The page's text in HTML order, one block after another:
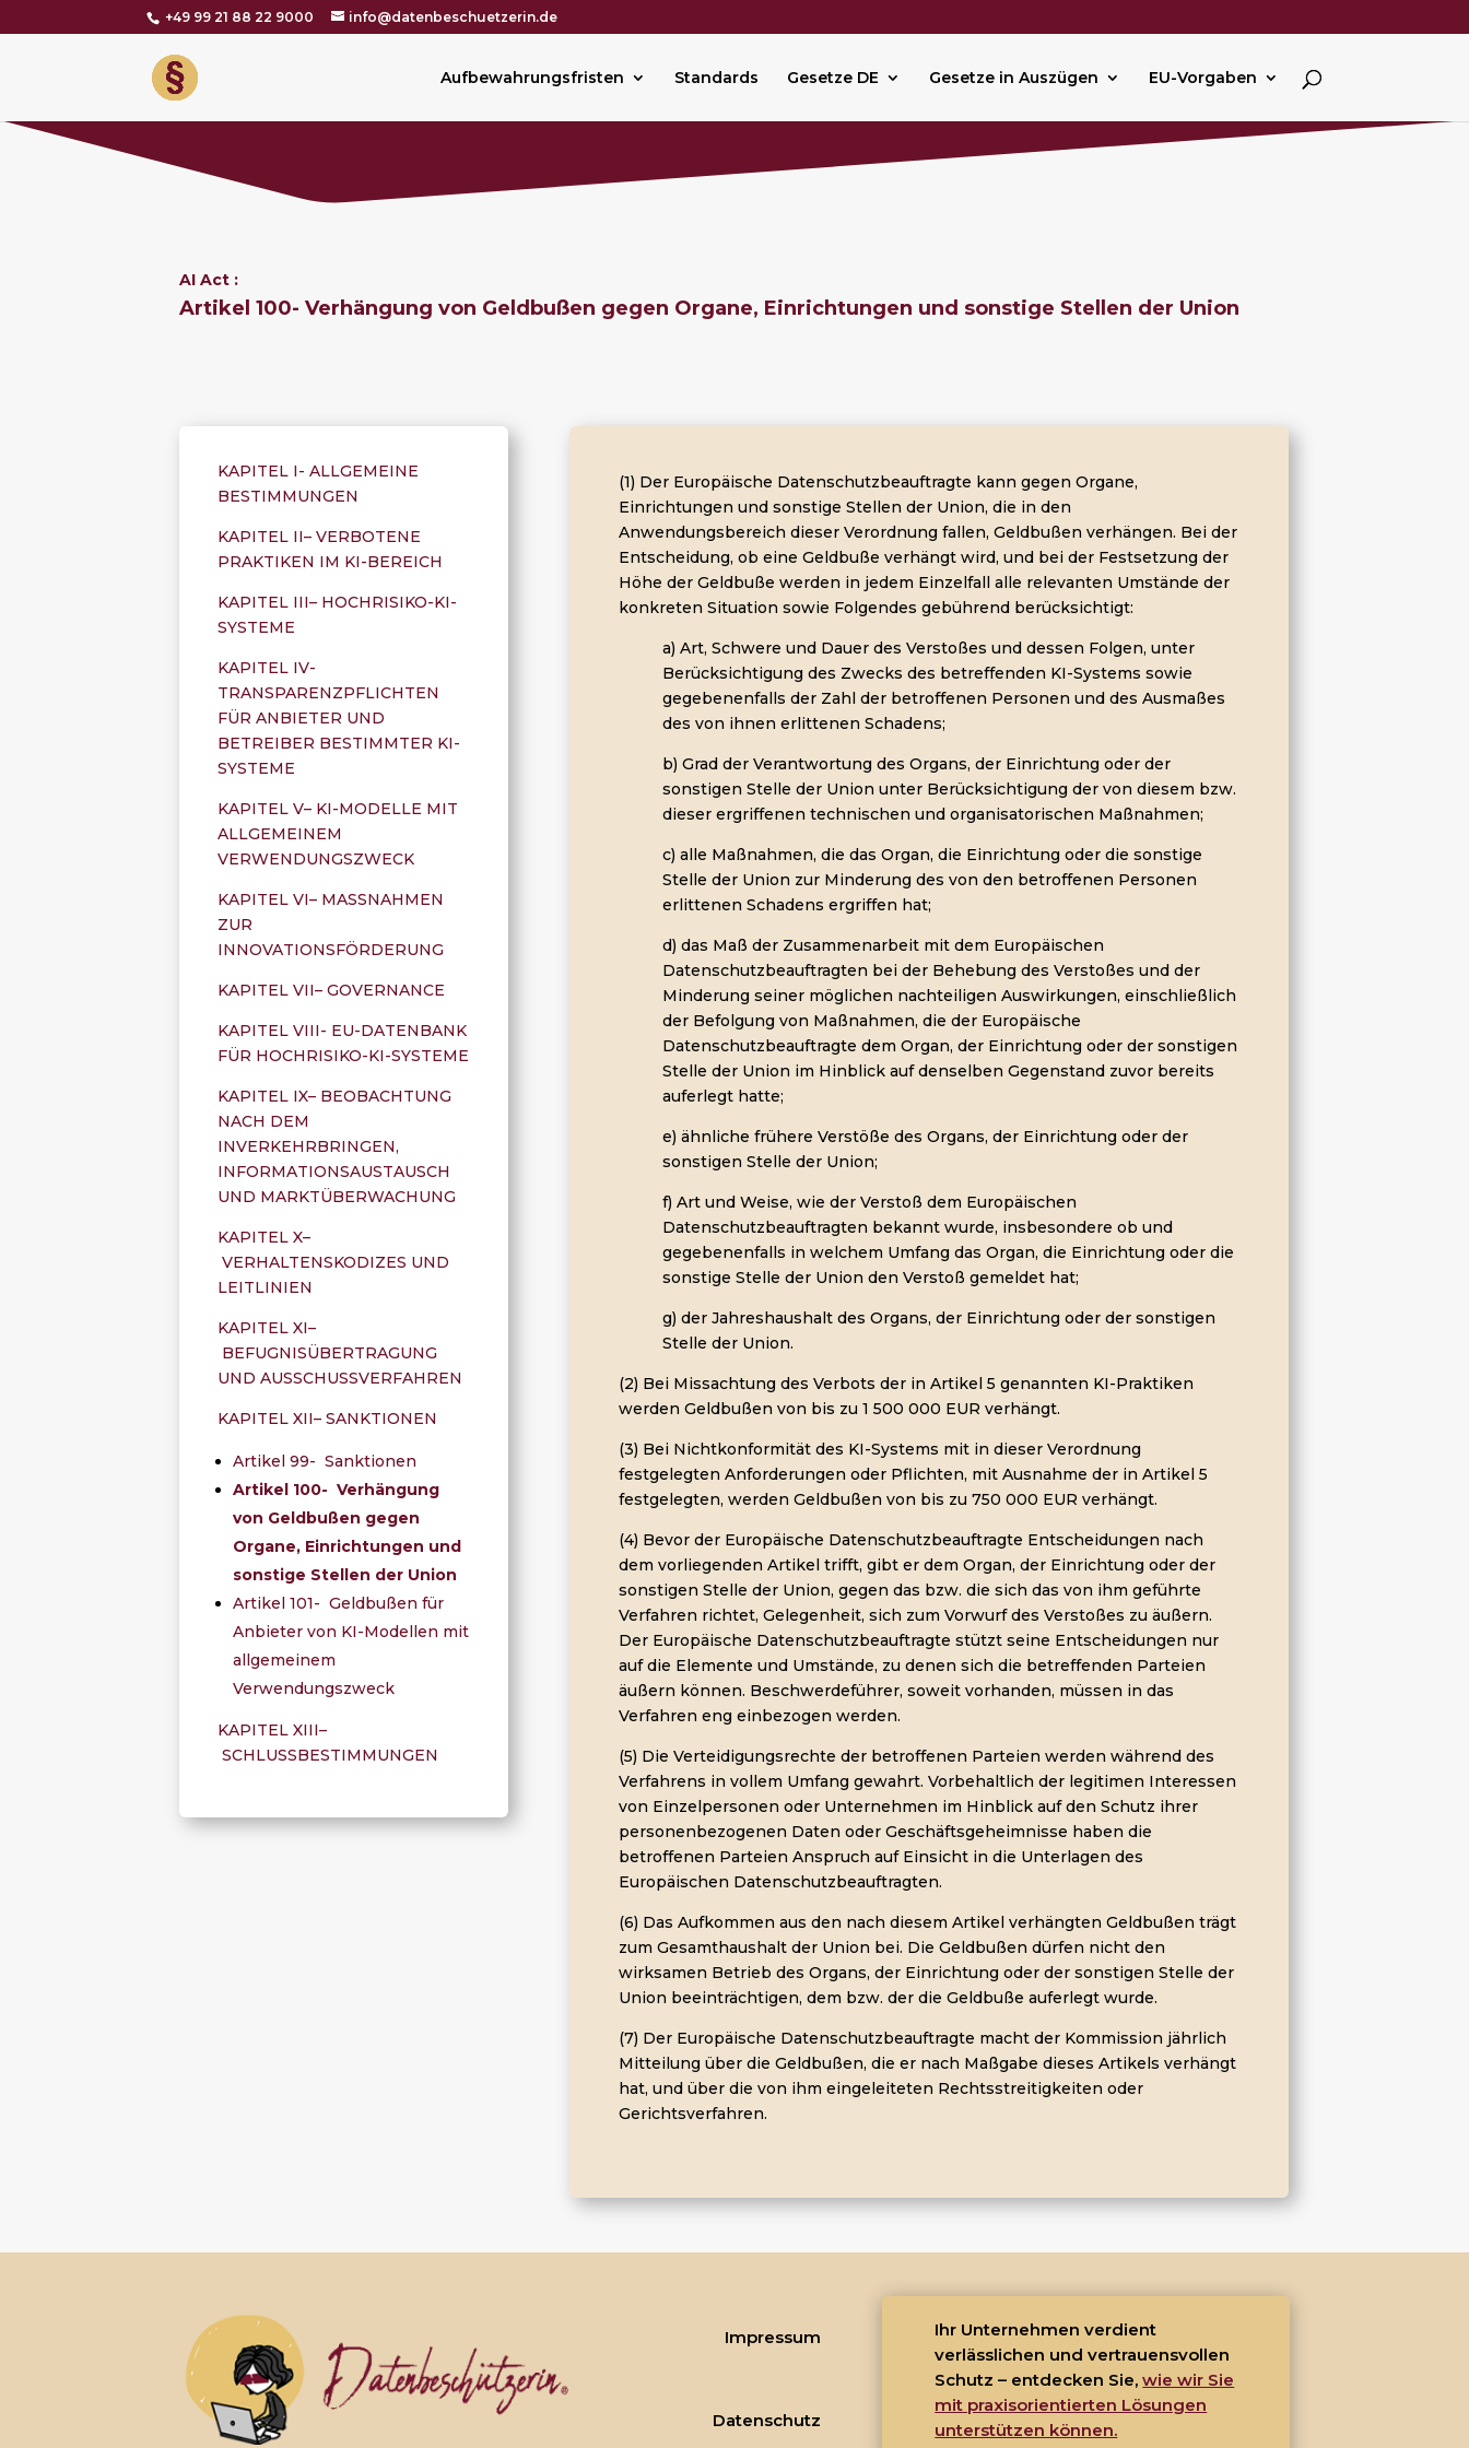
+49 99 21 88 22 9000 info@datenbeschuetzerin.de
Aufbewahrungsfristen Standards Gesetze DE Gesetze in Auszügen EU-Vorgaben
AI Act :
Artikel 100- Verhängung von Geldbußen gegen Organe, Einrichtungen und sonstige Stellen der Union
KAPITEL I-ALLGEMEINE
BESTIMMUNGEN
KAPITEL II– VERBOTENE
PRAKTIKEN IM KI-BEREICH
KAPITEL III– HOCHRISIKO-KI-
SYSTEME
KAPITEL IV-
TRANSPARENZPFLICHTEN
FÜR ANBIETER UND
BETREIBER BESTIMMTER KI-
SYSTEME
KAPITEL V– KI-MODELLE MIT
ALLGEMEINEM
VERWENDUNGSZWECK
KAPITEL VI– MASSNAHMEN
ZUR
INNOVATIONSFÖRDERUNG
KAPITEL VII– GOVERNANCE
KAPITEL VIII- EU-DATENBANK
FÜR HOCHRISIKO-KI-SYSTEME
KAPITEL IX– BEOBACHTUNG
NACH DEM
INVERKEHRBRINGEN,
INFORMATIONSAUSTAUSCH
UND MARKTÜBERWACHUNG
KAPITEL X–
VERHALTENSKODIZES UND
LEITLINIEN
KAPITEL XI–
BEFUGNISÜBERTRAGUNG
UND AUSSCHUSSVERFAHREN
KAPITEL XII– SANKTIONEN
Artikel 99- Sanktionen
Artikel 100- Verhängung
von Geldbußen gegen
Organe, Einrichtungen und
sonstige Stellen der Union
Artikel 101- Geldbußen für
Anbieter von KI-Modellen mit
allgemeinem
Verwendungszweck
KAPITEL XIII–
SCHLUSSBESTIMMUNGEN
(1) Der Europäische Datenschutzbeauftragte kann gegen Organe,
Einrichtungen und sonstige Stellen der Union, die in den
Anwendungsbereich dieser Verordnung fallen, Geldbußen verhängen. Bei der
Entscheidung, ob eine Geldbuße verhängt wird, und bei der Festsetzung der
Höhe der Geldbuße werden in jedem Einzelfall alle relevanten Umstände der
konkreten Situation sowie Folgendes gebührend berücksichtigt:
a) Art, Schwere und Dauer des Verstoßes und dessen Folgen, unter
Berücksichtigung des Zwecks des betreffenden KI-Systems sowie
gegebenenfalls der Zahl der betroffenen Personen und des Ausmaßes
des von ihnen erlittenen Schadens;
b) Grad der Verantwortung des Organs, der Einrichtung oder der
sonstigen Stelle der Union unter Berücksichtigung der von diesem bzw.
dieser ergriffenen technischen und organisatorischen Maßnahmen;
c) alle Maßnahmen, die das Organ, die Einrichtung oder die sonstige
Stelle der Union zur Minderung des von den betroffenen Personen
erlittenen Schadens ergriffen hat;
d) das Maß der Zusammenarbeit mit dem Europäischen
Datenschutzbeauftragten bei der Behebung des Verstoßes und der
Minderung seiner möglichen nachteiligen Auswirkungen, einschließlich
der Befolgung von Maßnahmen, die der Europäische
Datenschutzbeauftragte dem Organ, der Einrichtung oder der sonstigen
Stelle der Union im Hinblick auf denselben Gegenstand zuvor bereits
auferlegt hatte;
e) ähnliche frühere Verstöße des Organs, der Einrichtung oder der
sonstigen Stelle der Union;
f) Art und Weise, wie der Verstoß dem Europäischen
Datenschutzbeauftragten bekannt wurde, insbesondere ob und
gegebenenfalls in welchem Umfang das Organ, die Einrichtung oder die
sonstige Stelle der Union den Verstoß gemeldet hat;
g) der Jahreshaushalt des Organs, der Einrichtung oder der sonstigen
Stelle der Union.
(2) Bei Missachtung des Verbots der in Artikel 5 genannten KI-Praktiken
werden Geldbußen von bis zu 1 500 000 EUR verhängt.
(3) Bei Nichtkonformität des KI-Systems mit in dieser Verordnung
festgelegten Anforderungen oder Pflichten, mit Ausnahme der in Artikel 5
festgelegten, werden Geldbußen von bis zu 750 000 EUR verhängt.
(4) Bevor der Europäische Datenschutzbeauftragte Entscheidungen nach
dem vorliegenden Artikel trifft, gibt er dem Organ, der Einrichtung oder der
sonstigen Stelle der Union, gegen das bzw. die sich das von ihm geführte
Verfahren richtet, Gelegenheit, sich zum Vorwurf des Verstoßes zu äußern.
Der Europäische Datenschutzbeauftragte stützt seine Entscheidungen nur
auf die Elemente und Umstände, zu denen sich die betreffenden Parteien
äußern können. Beschwerdeführer, soweit vorhanden, müssen in das
Verfahren eng einbezogen werden.
(5) Die Verteidigungsrechte der betroffenen Parteien werden während des
Verfahrens in vollem Umfang gewahrt. Vorbehaltlich der legitimen Interessen
von Einzelpersonen oder Unternehmen im Hinblick auf den Schutz ihrer
personenbezogenen Daten oder Geschäftsgeheimnisse haben die
betroffenen Parteien Anspruch auf Einsicht in die Unterlagen des
Europäischen Datenschutzbeauftragten.
(6) Das Aufkommen aus den nach diesem Artikel verhängten Geldbußen trägt
zum Gesamthaushalt der Union bei. Die Geldbußen dürfen nicht den
wirksamen Betrieb des Organs, der Einrichtung oder der sonstigen Stelle der
Union beeinträchtigen, dem bzw. der die Geldbuße auferlegt wurde.
(7) Der Europäische Datenschutzbeauftragte macht der Kommission jährlich
Mitteilung über die Geldbußen, die er nach Maßgabe dieses Artikels verhängt
hat, und über die von ihm eingeleiteten Rechtsstreitigkeiten oder
Gerichtsverfahren.
Impressum
Datenschutz
Ihr Unternehmen verdient
verlässlichen und vertrauensvollen
Schutz – entdecken Sie,wie wir Sie
mit praxisorientierten Lösungen
unterstützen können.